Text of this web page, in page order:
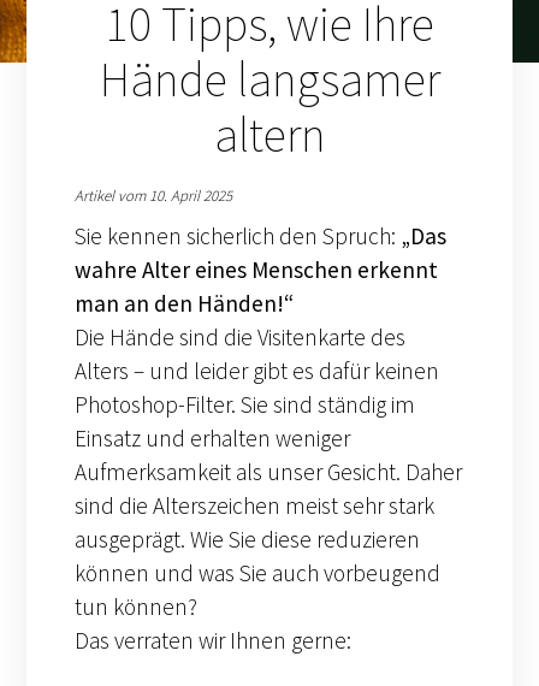
10 Tipps, wie Ihre
Hände langsamer
altern
Artikel vom 10. April 2025
Sie kennen sicherlich den Spruch: „Das
wahre Alter eines Menschen erkennt
man an den Händen!“
Die Hände sind die Visitenkarte des
Alters – und leider gibt es dafür keinen
Photoshop-Filter. Sie sind ständig im
Einsatz und erhalten weniger
Aufmerksamkeit als unser Gesicht. Daher
sind die Alterszeichen meist sehr stark
ausgeprägt. Wie Sie diese reduzieren
können und was Sie auch vorbeugend
tun können?
Das verraten wir Ihnen gerne: